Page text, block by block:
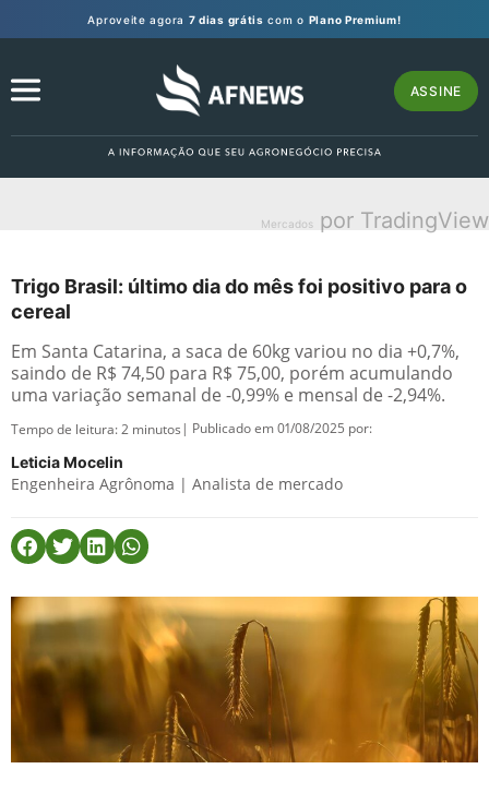
Aproveite agora 7 dias grátis com o Plano Premium!
ASSINE
Mercados por TradingView
Trigo Brasil: último dia do mês foi positivo para o
cereal
Em Santa Catarina, a saca de 60kg variou no dia +0,7%,
saindo de R$ 74,50 para R$ 75,00, porém acumulando
uma variação semanal de -0,99% e mensal de -2,94%.
Tempo de leitura:2 minutos | Publicado em 01/08/2025 por:
Leticia Mocelin
Engenheira Agrônoma | Analista de mercado